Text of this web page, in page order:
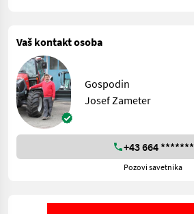
Vaš kontakt osoba
Gospodin
Josef Zameter
+43 664 *******
Pozovi savetnika